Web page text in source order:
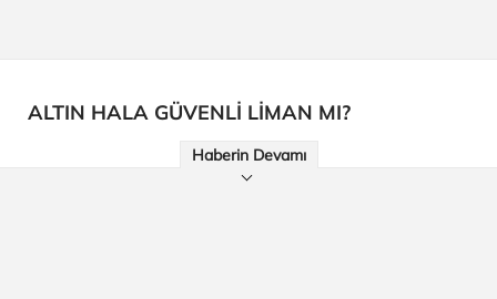
ALTIN HALA GÜVENLİ LİMAN MI?
Haberin Devamı